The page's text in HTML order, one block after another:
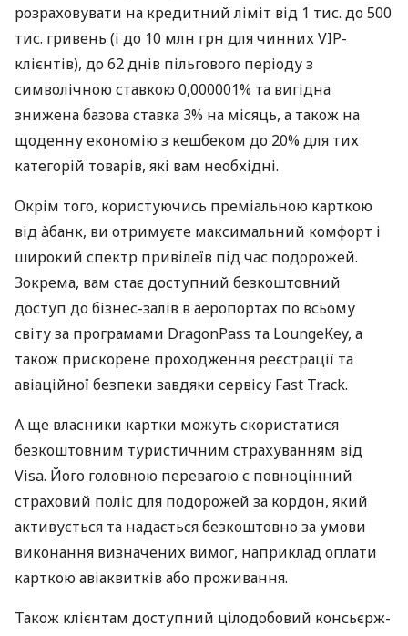
розраховувати на кредитний ліміт від 1 тис. до 500
тис. гривень (і до 10 млн грн для чинних VIP-
клієнтів), до 62 днів пільгового періоду з
символічною ставкою 0,000001% та вигідна
знижена базова ставка 3% на місяць, а також на
щоденну економію з кешбеком до 20% для тих
категорій товарів, які вам необхідні.
Окрім того, користуючись преміальною карткою
від àбанк, ви отримуєте максимальний комфорт і
широкий спектр привілеїв під час подорожей.
Зокрема, вам стає доступний безкоштовний
доступ до бізнес-залів в аеропортах по всьому
світу за програмами DragonPass та LoungeKey, а
також прискорене проходження реєстрації та
авіаційної безпеки завдяки сервісу Fast Track.
А ще власники картки можуть скористатися
безкоштовним туристичним страхуванням від
Visa. Його головною перевагою є повноцінний
страховий поліс для подорожей за кордон, який
активується та надається безкоштовно за умови
виконання визначених вимог, наприклад оплати
карткою авіаквитків або проживання.
Також клієнтам доступний цілодобовий консьєрж-